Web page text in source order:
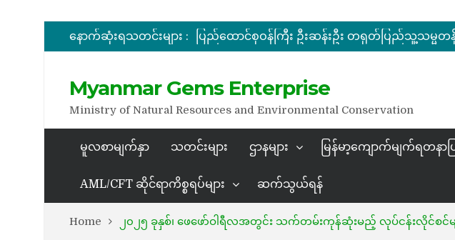
နောက်ဆုံးရသတင်းများ :
Myanmar Gems Enterprise
Ministry of Natural Resources and Environmental Conservation
မူလစာမျက်နှာ သတင်းများ ဌာနများ မြန်မာ့ကျောက်မျက်ရတန
AML/CFT ဆိုင်ရာကိစ္စရပ်များ ဆက်သွယ်ရန်
Home ၂၀၂၅ ခုနှစ်၊ ဖေဖော်ဝါရီလအတွင်း သက်တမ်းကုန်ဆုံးမည့် လုပ်ငန်းလိုင်စင်မျ